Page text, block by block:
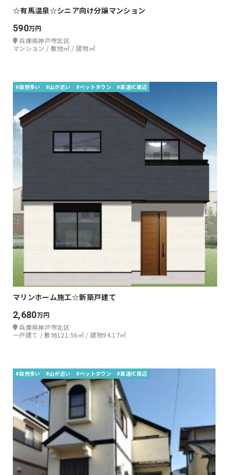
☆有馬温泉☆シニア向け分譲マンション
590万円
兵庫県神戸市北区
マンション / 敷地㎡ / 建物㎡
#自然多い #山が近い #ベットタウン #高速IC周辺
マリンホーム施工☆新築戸建て
2,680万円
兵庫県神戸市北区
一戸建て / 敷地121.56㎡ / 建物94.17㎡
#自然多い #山が近い #ベットタウン #高速IC周辺